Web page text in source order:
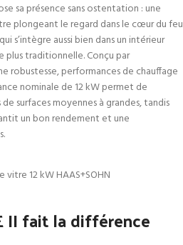
sa présence sans ostentation : une
plongeant le regard dans le cœur du feu
s’intègre aussi bien dans un intérieur
plus traditionnelle. Conçu par
robustesse, performances de chauffage
nominale de 12 kW permet de
surfaces moyennes à grandes, tandis
un bon rendement et une
II fait la différence